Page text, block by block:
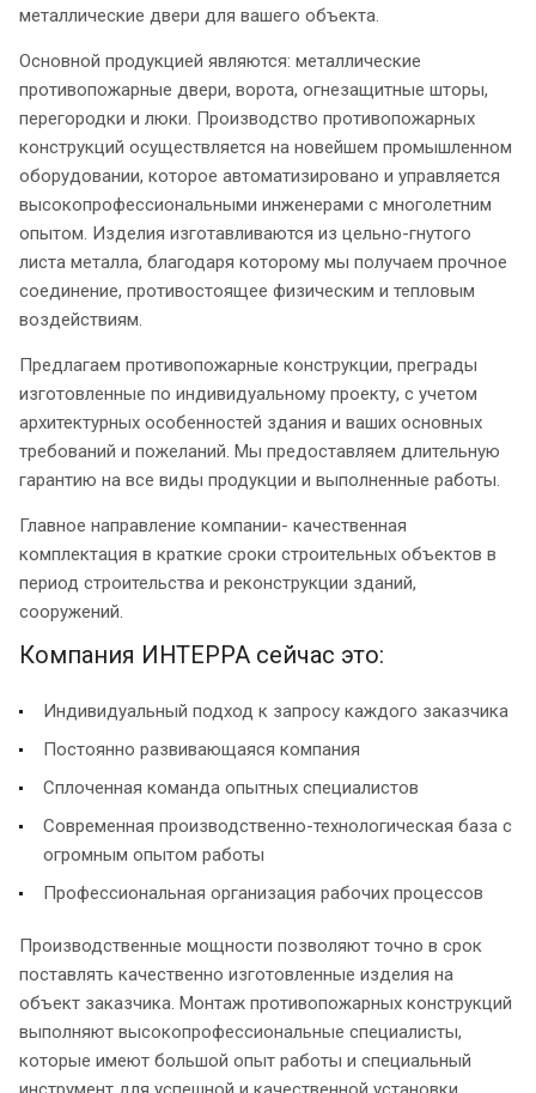
металлические двери для вашего объекта.
Основной продукцией являются: металлические
противопожарные двери, ворота, огнезащитные шторы,
перегородки и люки. Производство противопожарных
конструкций осуществляется на новейшем промышленном
оборудовании, которое автоматизировано и управляется
высокопрофессиональными инженерами с многолетним
опытом. Изделия изготавливаются из цельно-гнутого
листа металла, благодаря которому мы получаем прочное
соединение, противостоящее физическим и тепловым
воздействиям.
Предлагаем противопожарные конструкции, преграды
изготовленные по индивидуальному проекту, с учетом
архитектурных особенностей здания и ваших основных
требований и пожеланий. Мы предоставляем длительную
гарантию на все виды продукции и выполненные работы.
Главное направление компании- качественная
комплектация в краткие сроки строительных объектов в
период строительства и реконструкции зданий,
сооружений.
Компания ИНТЕРРА сейчас это:
Индивидуальный подход к запросу каждого заказчика
Постоянно развивающаяся компания
Сплоченная команда опытных специалистов
Современная производственно-технологическая база с
огромным опытом работы
Профессиональная организация рабочих процессов
Производственные мощности позволяют точно в срок
поставлять качественно изготовленные изделия на
объект заказчика. Монтаж противопожарных конструкций
выполняют высокопрофессиональные специалисты,
которые имеют большой опыт работы и специальный